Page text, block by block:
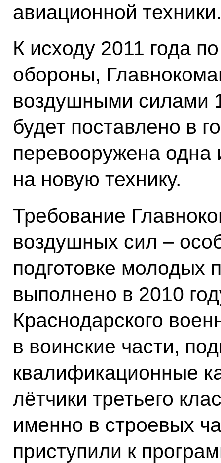
авиационной техники.
К исходу 2011 года
обороны,
воздушными силами
будет поставлено в
перевооружена одна
на новую технику.
Требование
воздушных сил –
подготовке молодых
выполнено в 2010
Краснодарского
в воинские части,
квалификационные
лётчики третьего
именно в строевых
приступили к